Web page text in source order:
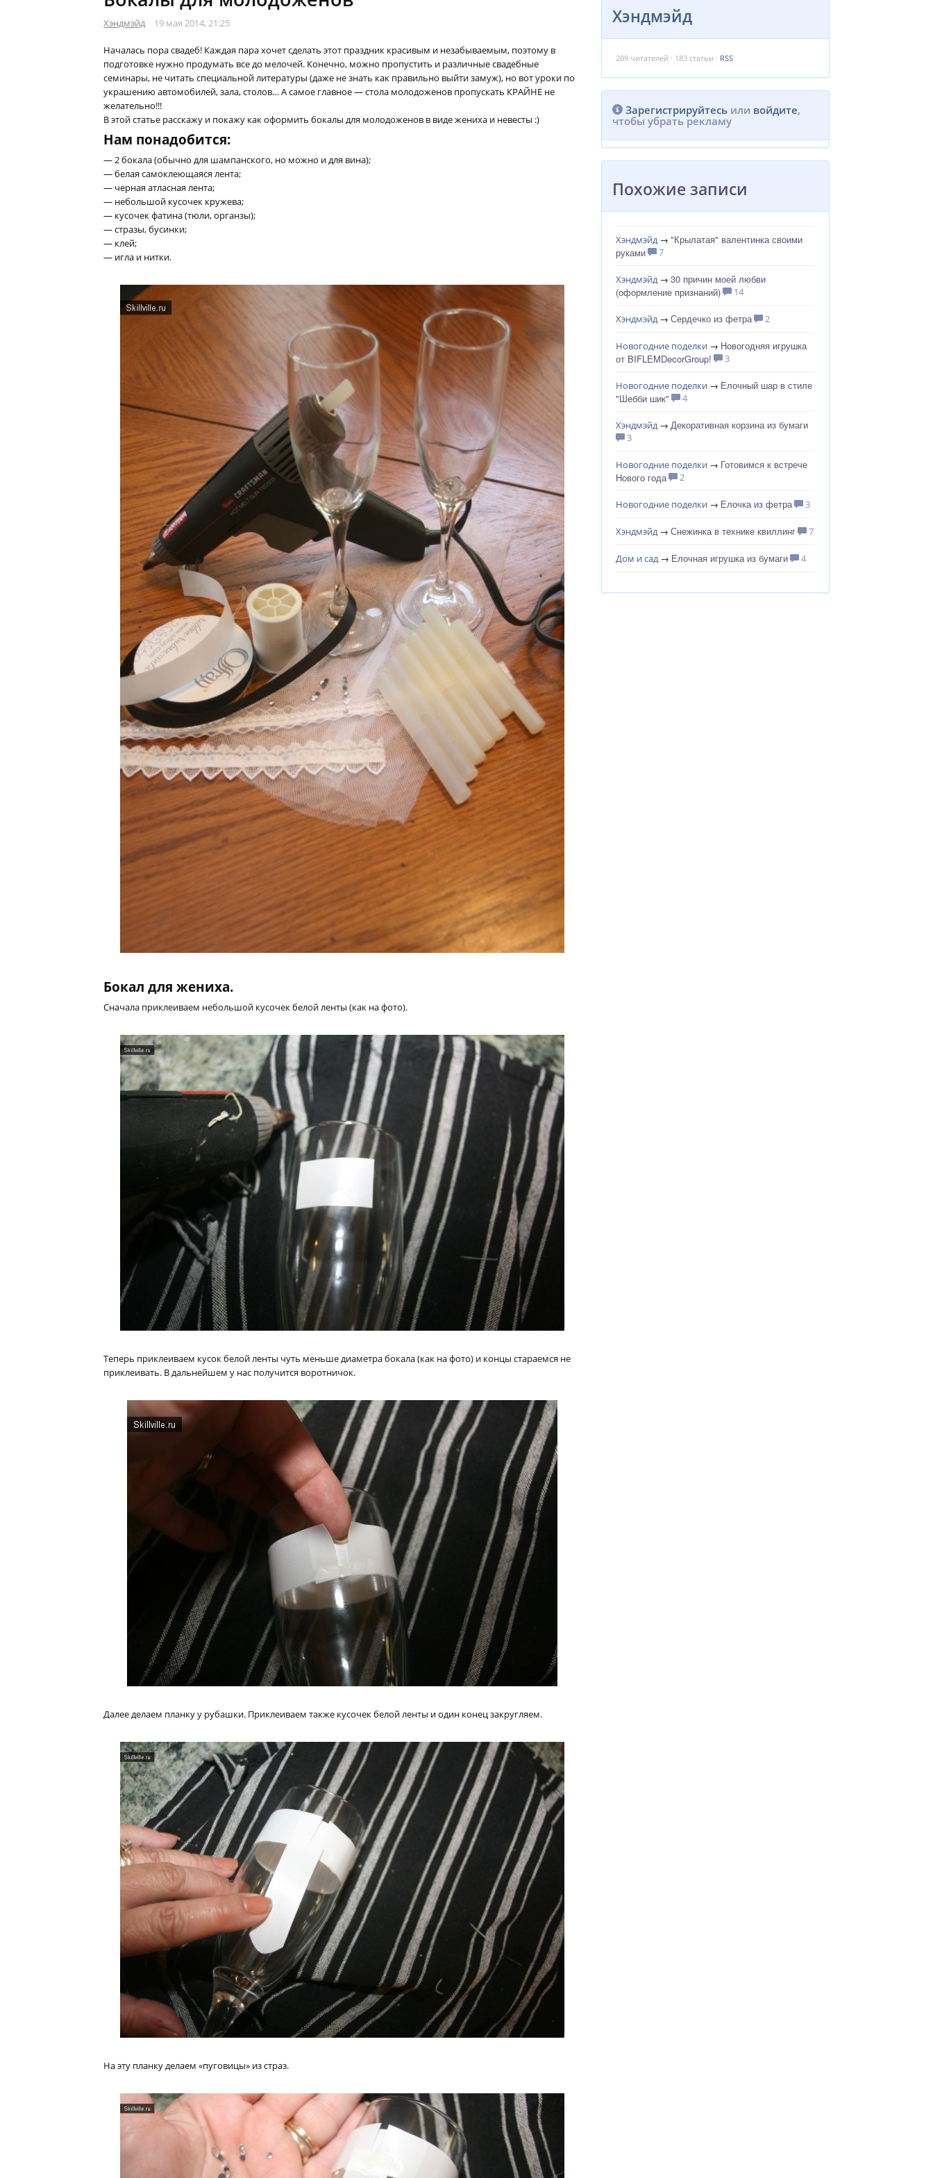
Хэндмэйд 19 мая 2014, 21:25
Началась пора свадеб! Каждая пара хочет сделать этот праздник красивым и незабываемым, поэтому в
подготовке нужно продумать все до мелочей. Конечно, можно пропустить и различные свадебные
семинары, не читать специальной литературы (даже не знать как правильно выйти замуж), но вот уроки по
украшению автомобилей, зала, столов… А самое главное — стола молодоженов пропускать КРАЙНЕ не
желательно!!!
В этой статье расскажу и покажу как оформить бокалы для молодоженов в виде жениха и невесты :)
Нам понадобится:
— 2 бокала (обычно для шампанского, но можно и для вина);
— белая самоклеющаяся лента;
— черная атласная лента;
— небольшой кусочек кружева;
— кусочек фатина (тюли, органзы);
— стразы, бусинки;
— клей;
— игла и нитки.
Бокал для жениха.
Сначала приклеиваем небольшой кусочек белой ленты (как на фото).
Теперь приклеиваем кусок белой ленты чуть меньше диаметра бокала (как на фото) и концы стараемся не
приклеивать. В дальнейшем у нас получится воротничок.
Далее делаем планку у рубашки. Приклеиваем также кусочек белой ленты и один конец закругляем.
На эту планку делаем «пуговицы» из страз.
Хэндмэйд
209 читателей · 183 статьи · RSS
Зарегистрируйтесь или войдите,
чтобы убрать рекламу
Похожие записи
Хэндмэйд→"Крылатая" валентинка своими
руками 7
Хэндмэйд→30 причин моей любви
(оформление признаний) 14
Хэндмэйд→Сердечко из фетра 2
Новогодние поделки → Новогодняя игрушка
от BIFLEMDecorGroup! 3
Новогодние поделки → Елочный шар в стиле
"Шебби шик" 4
Хэндмэйд→Декоративная корзина из бумаги
3
Новогодние поделки → Готовимся к встрече
Нового года 2
Новогодние поделки → Елочка из фетра 3
Хэндмэйд→Снежинка в технике квиллинг 7
Дом и сад→ Елочная игрушка из бумаги 4